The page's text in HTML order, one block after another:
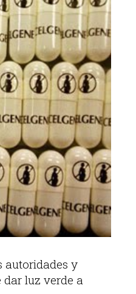
autoridades y
dar luz verde a